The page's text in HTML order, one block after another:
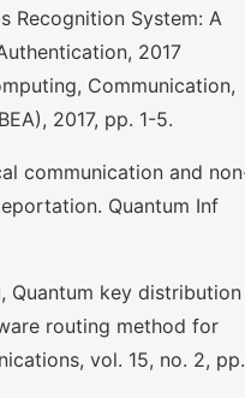
Recognition System: A
2017
Communication,
2017, pp. 1-5.
communication and
Quantum Inf
Quantum key distribution
routing method for
vol. 15, no. 2, pp.